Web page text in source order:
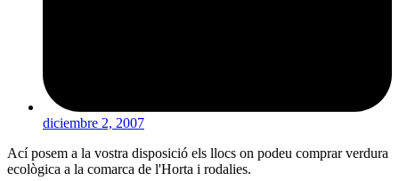
diciembre 2, 2007
Ací posem a la vostra disposició els llocs on podeu comprar verdura
ecològica a la comarca de l'Horta i rodalies.